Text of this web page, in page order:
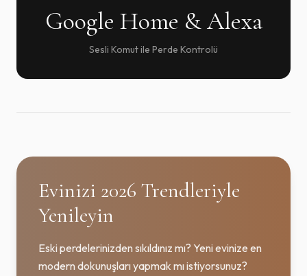
Google Home & Alexa
Sesli Komut ile Perde Kontrolü
Evinizi 2026 Trendleriyle
Yenileyin
Eski perdelerinizden sıkıldınız mı? Yeni evinize en
modern dokunuşları yapmak mı istiyorsunuz?